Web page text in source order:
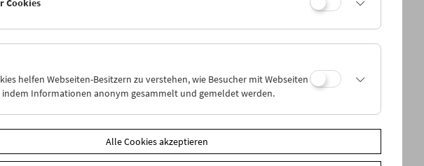
übernimmt mit dem heutigen Tag seine Funktion in der Nachfolge von Alexander
Cookies
helfen Webseiten-Besitzern zu verstehen, wie Besucher mit Webseiten
indem Informationen anonym gesammelt und gemeldet werden.
Alle Cookies akzeptieren